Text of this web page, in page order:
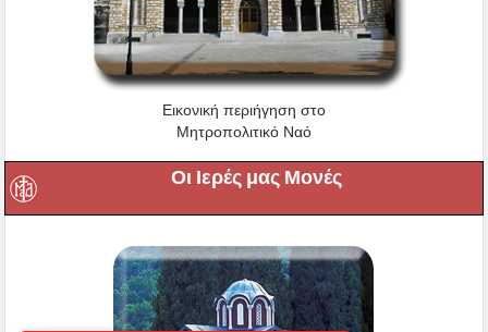
Εικονική περιήγηση στο
Μητροπολιτικό Ναό
Οι Ιερές μας Μονές